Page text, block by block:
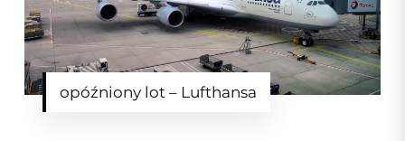
opóźniony lot – Lufthansa